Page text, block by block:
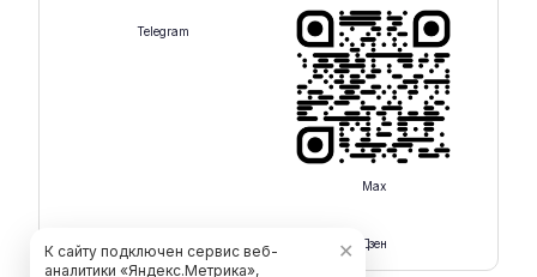
Telegram
Max
Дзен
К сайту подключен сервис веб-
аналитики «Яндекс.Метрика»,
✕